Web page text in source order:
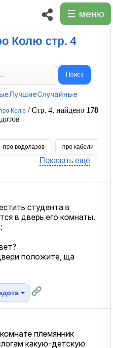
☰ меню
Колю стр. 4
Поиск анекдотов Поиск
ЛучшиеСлучайные
Колю/ Стр. 4, найдено 178
про водолазов про кабели
Показать ещё
студента в
в дверь его комнаты.
положите, ща
племянник
какую-детскую